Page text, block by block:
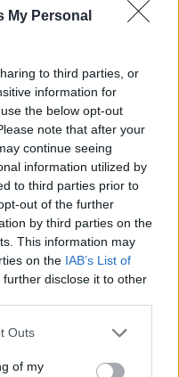
My Personal
to third parties, or
information for
the below opt-out
note that after your
continue seeing
information utilized by
to third parties prior to
out of the further
by third parties on the
This information may
on the IAB’s List of
further disclose it to other
one or more Google
You may click to
Outs
of my
την προσοχή μου,
Η δραματική
θάνατο του
223